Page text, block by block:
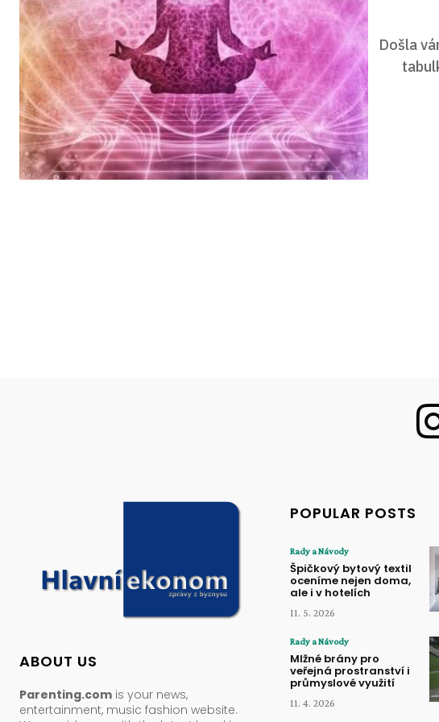
Došla
ABOUT US
Parenting.com is your news,
entertainment, music fashion website.
POPULAR POSTS
Rady a Návody
Špičkový bytový textil
oceníme nejen doma,
ale i v hotelích
11. 5. 2026
Rady a Návody
Mlžné brány pro
veřejná prostranství i
průmyslové využití
11. 4. 2026